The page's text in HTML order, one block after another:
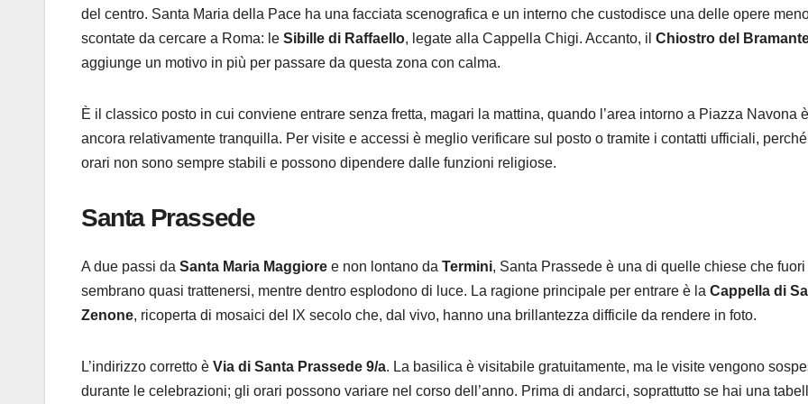
del centro. Santa Maria della Pace ha una facciata scenografica e un interno che custodisce una delle opere
scontate da cercare a Roma: le Sibille di Raffaello, legate alla Cappella Chigi. Accanto, il Chiostro del
aggiunge un motivo in più per passare da questa zona con calma.
È il classico posto in cui conviene entrare senza fretta, magari la mattina, quando l’area intorno a Piazza Navona è
ancora relativamente tranquilla. Per visite e accessi è meglio verificare sul posto o tramite i contatti ufficiali,
orari non sono sempre stabili e possono dipendere dalle funzioni religiose.
Santa Prassede
A due passi da Santa Maria Maggiore e non lontano da Termini, Santa Prassede è una di quelle chiese che fuori
sembrano quasi trattenersi, mentre dentro esplodono di luce. La ragione principale per entrare è la Cappella di
Zenone, ricoperta di mosaici del IX secolo che, dal vivo, hanno una brillantezza difficile da rendere in foto.
L’indirizzo corretto è Via di Santa Prassede 9/a. La basilica è visitabile gratuitamente, ma le visite vengono
durante le celebrazioni; gli orari possono variare nel corso dell’anno. Prima di andarci, soprattutto se hai una